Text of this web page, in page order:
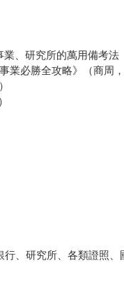
、研究所的萬用備考法
業必勝全攻略》（商周，
、研究所、各類證照